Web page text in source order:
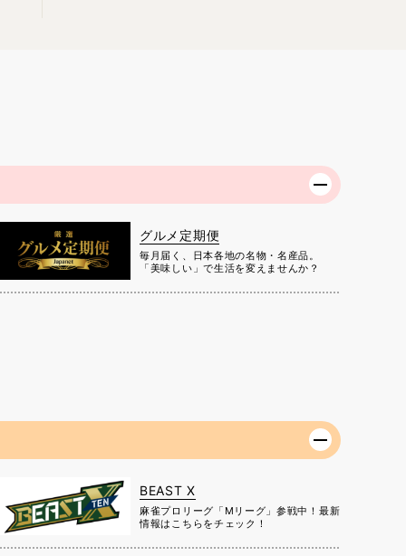
グルメ定期便
毎月届く、日本各地の名物・名産品。
「美味しい」で生活を変えませんか？
BEAST X
麻雀プロリーグ「Mリーグ」参戦中！最新
情報はこちらをチェック！